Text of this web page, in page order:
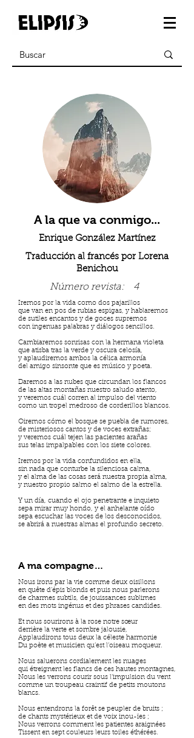
A la que va conmigo...
Enrique González Martínez
Traducción al francés por Lorena
Benichou
Número revista: 4
Iremos por la vida como dos pajarillos
que van en pos de rubias espigas, y hablaremos
de sutiles encantos y de goces supremos
con ingenuas palabras y diálogos sencillos.
Cambiaremos sonrisas con la hermana violeta
que atisba tras la verde y oscura celosía,
y aplaudiremos ambos la célica armonía
del amigo sinsonte que es músico y poeta.
Daremos a las nubes que circundan los flancos
de las altas montañas nuestro saludo atento,
y veremos cuál corren al impulso del viento
como un tropel medroso de corderillos blancos.
Oiremos cómo el bosque se puebla de rumores,
de misteriosos cantos y de voces extrañas;
y veremos cuál tejen las pacientes arañas
sus telas impalpables con los siete colores.
Iremos por la vida confundidos en ella,
sin nada que conturbe la silenciosa calma,
y el alma de las cosas será nuestra propia alma,
y nuestro propio salmo el salmo de la estrella.
Y un día, cuando el ojo penetrante e inquieto
sepa mirar muy hondo, y el anhelante oído
sepa escuchar las voces de los desconocidos,
se abrirá a nuestras almas el profundo secreto.
A ma compagne…
Nous irons par la vie comme deux oisillons
en quête d’épis blonds et puis nous parlerons
de charmes subtils, de jouissances sublimes
en des mots ingénus et des phrases candides.
Et nous sourirons à la rose notre sœur
derrière la verte et sombre jalousie,
Applaudirons tous deux la céleste harmonie
Du poète et musicien qu’est l’oiseau moqueur.
Nous saluerons cordialement les nuages
qui étreignent les flancs de ces hautes montagnes,
Nous les verrons courir sous l’impulsion du vent
comme un troupeau craintif de petits moutons
blancs.
Nous entendrons la forêt se peupler de bruits ;
de chants mystérieux et de voix inou-ïes ;
Nous verrons comment les patientes araignées
Tissent en sept couleurs leurs toiles éthérées.